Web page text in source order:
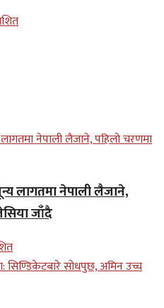
लागतमा नेपाली लैजाने,
जाँदै